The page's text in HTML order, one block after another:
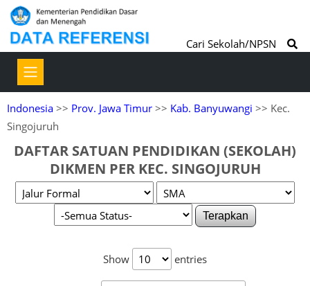
Cari Sekolah/NPSN
Indonesia >> Prov. Jawa Timur >> Kab. Banyuwangi >> Kec.
Singojuruh
DAFTAR SATUAN PENDIDIKAN (SEKOLAH)
DIKMEN PER KEC. SINGOJURUH
Terapkan
Show entries